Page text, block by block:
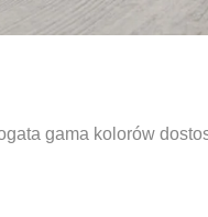
gama kolorów